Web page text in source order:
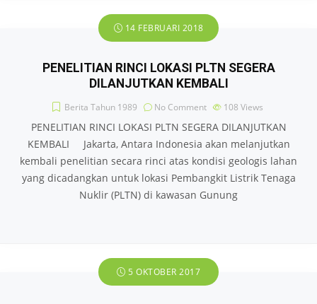
14 FEBRUARI 2018
PENELITIAN RINCI LOKASI PLTN SEGERA
DILANJUTKAN KEMBALI
Berita Tahun 1989 No Comment 108 Views
PENELITIAN RINCI LOKASI PLTN SEGERA DILANJUTKAN
KEMBALI Jakarta, Antara Indonesia akan melanjutkan
kembali penelitian secara rinci atas kondisi geologis lahan
yang dicadangkan untuk lokasi Pembangkit Listrik Tenaga
Nuklir (PLTN) di kawasan Gunung
5 OKTOBER 2017